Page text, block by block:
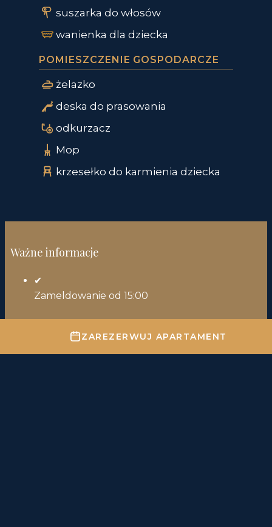
suszarka do włosów
wanienka dla dziecka
POMIESZCZENIE GOSPODARCZE
żelazko
deska do prasowania
odkurzacz
Mop
krzesełko do karmienia dziecka
Ważne informacje
✔
Zameldowanie od 15:00
Wymeldowanie do 11:00
ZAREZERWUJ APARTAMENT